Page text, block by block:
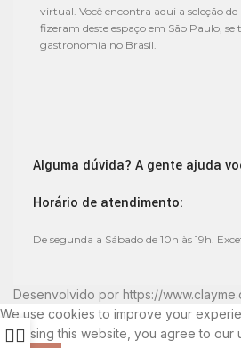
virtual. Você encontra aqui a seleção
fizeram deste espaço em São Paulo,
gastronomia no Brasil.
Alguma dúvida? A gente ajuda
Horário de atendimento:
De segunda a Sábado de 10h às 19h.
Desenvolvido por https://
We use cookies to improve your
browsing this website, you agree to our